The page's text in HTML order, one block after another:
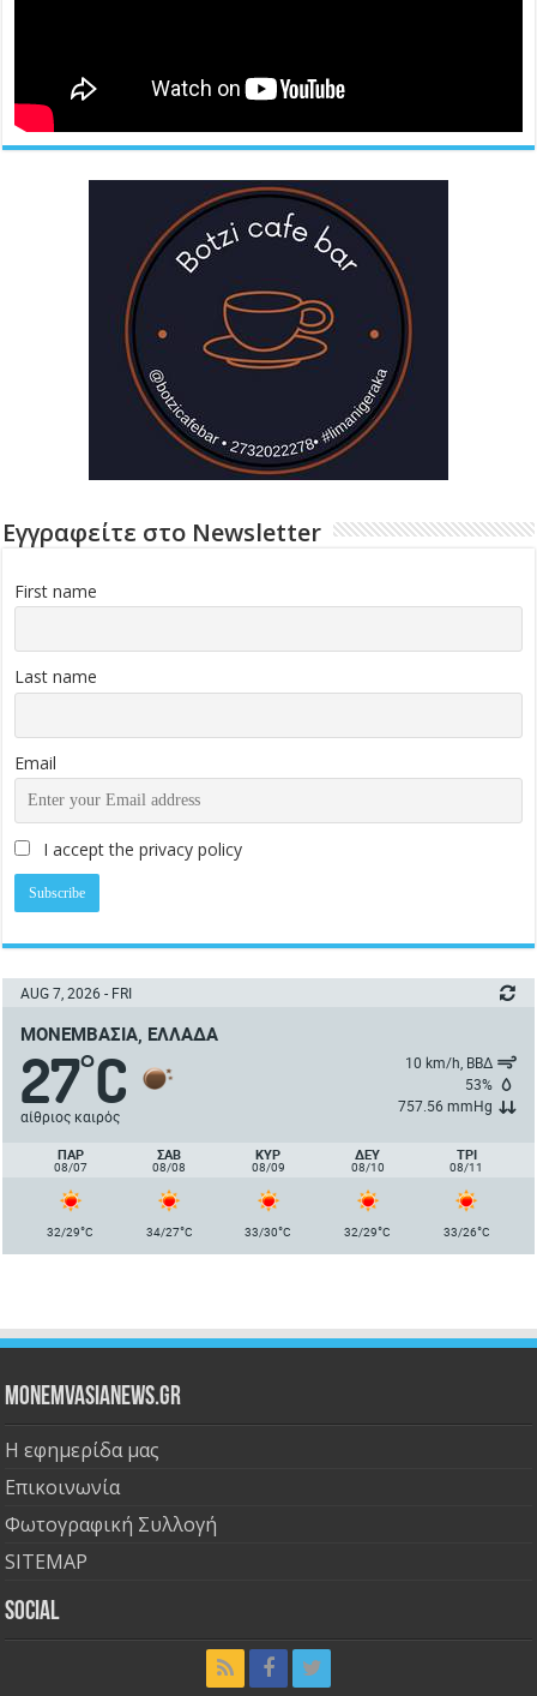
Εγγραφείτε στο Newsletter
First name
Last name
Email
I accept the privacy policy
AUG 7, 2026 - FRI
ΜΟΝΕΜΒΑΣΙΆ, ΕΛΛΆΔΑ
27°C
αίθριος καιρός
10 km/h, ΒΒΔ
53%
757.56 mmHg
ΠΑΡ
08/07
ΣΑΒ
08/08
ΚΥΡ
08/09
ΔΕΥ
08/10
ΤΡΙ
08/11
32/29°C 34/27°C 33/30°C 32/29°C 33/26°C
Monemvasianews.gr
Η εφημερίδα μας
Επικοινωνία
Φωτογραφική Συλλογή
SITEMAP
Social